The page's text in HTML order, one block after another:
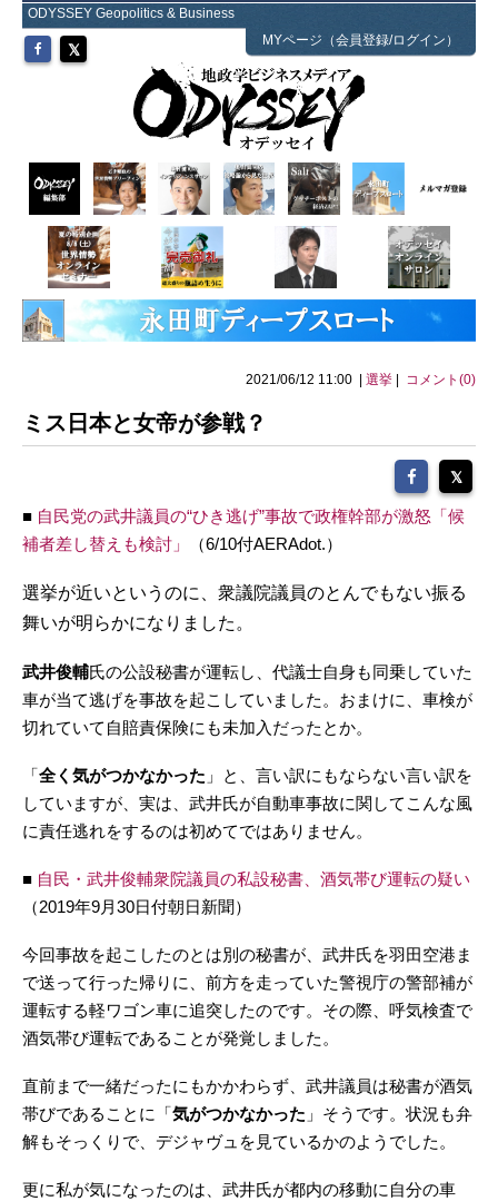
ODYSSEY Geopolitics & Business
MYページ（会員登録/ログイン）
2021/06/12 11:00 | 選挙 コメント(0)
ミス日本と女帝が参戦？
■ 自民党の武井議員の“ひき逃げ”事故で政権幹部が激怒「候
補者差し替えも検討」
（6/10付AERAdot.）
選挙が近いというのに、衆議院議員のとんでもない振る
舞いが明らかになりました。
武井俊輔氏の公設秘書が運転し、代議士自身も同乗していた
車が当て逃げを事故を起こしていました。おまけに、車検が
切れていて自賠責保険にも未加入だったとか。
「全く気がつかなかった 」と、言い訳にもならない言い訳を
していますが、実は、武井氏が自動車事故に関してこんな風
に責任逃れをするのは初めてではありません。
■ 自民・武井俊輔衆院議員の私設秘書、酒気帯び運転の疑い
（2019年9月30日付朝日新聞）
今回事故を起こしたのとは別の秘書が、武井氏を羽田空港ま
で送って行った帰りに、前方を走っていた警視庁の警部補が
運転する軽ワゴン車に追突したのです。その際、呼気検査で
酒気帯び運転であることが発覚しました。
直前まで一緒だったにもかかわらず、武井議員は秘書が酒気
帯びであることに「気がつかなかった 」そうです。状況も弁
解もそっくりで、デジャヴュを見ているかのようでした。
更に私が気になったのは、武井氏が都内の移動に自分の車